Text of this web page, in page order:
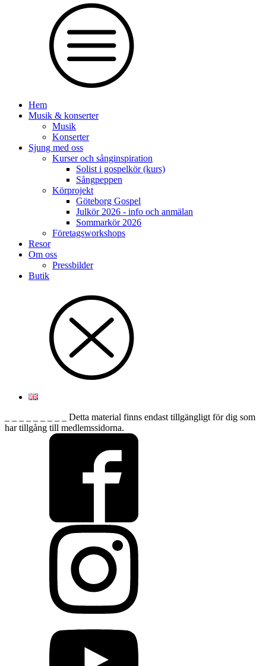
Hem
Musik & konserter
Musik
Konserter
Sjung med oss
Kurser och sånginspiration
Solist i gospelkör (kurs)
Sångpeppen
Körprojekt
Göteborg Gospel
Julkör 2026 - info och anmälan
Sommarkör 2026
Företagsworkshops
Resor
Om oss
Pressbilder
Butik
_ _ _ _ _ _ _ _ _ Detta material finns endast tillgängligt för dig som
har tillgång till medlemssidorna.